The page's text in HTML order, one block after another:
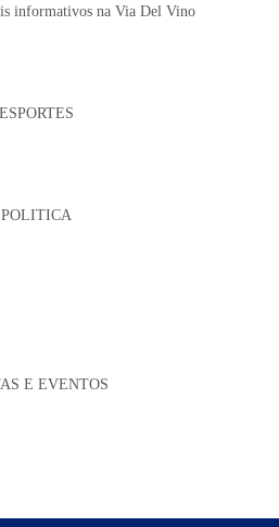
informativos na Via Del Vino
ESPORTES
POLITICA
E EVENTOS